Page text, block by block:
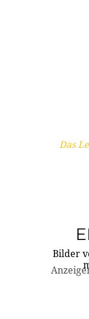
Das
Bilder